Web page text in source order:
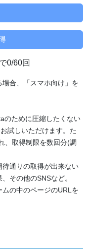
0/60回
合、「スマホ向け」を
のために圧縮したくない
試しいただけます。た
、取得制限を数回分(調
通りの取得が出来ない
その他のSNSなど。
の中のページのURLを